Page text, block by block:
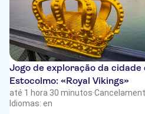
Jogo de exploração da cidade
Estocolmo: «Royal Vikings»
até 1 hora 30 minutos·
Idiomas: en